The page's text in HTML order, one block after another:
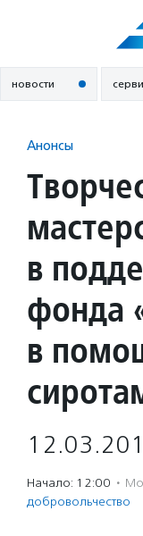
новости
Анонсы
в
фонда
в
Начало: 12:00 ·
доброволь­чест­во